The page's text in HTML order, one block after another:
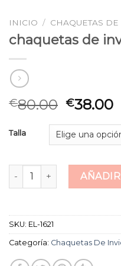
INICIO / CHAQUETAS
chaquetas de
€80.00 €38.00
Talla
chaquetas de invierno
SKU: EL-1621
Categoría: Chaquetas De